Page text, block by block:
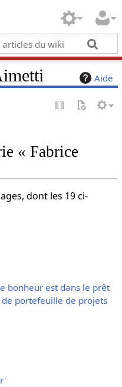
Aide
« Fabrice
dont les 19 ci-
bonheur est dans le prêt
de portefeuille de projets